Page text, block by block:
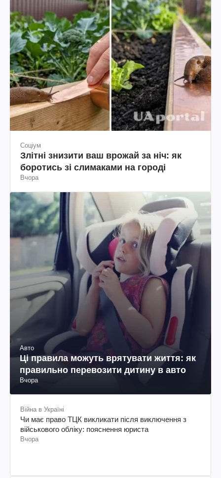
Соціум
Злітні знизити ваш врожай за ніч: як
боротись зі слимаками на городі
Вчора
Авто
Ці правила можуть врятувати життя: як
правильно перевозити дитину в авто
Вчора
Війна в Україні
Чи має право ТЦК викликати після виключення з
військового обліку: пояснення юриста
Вчора